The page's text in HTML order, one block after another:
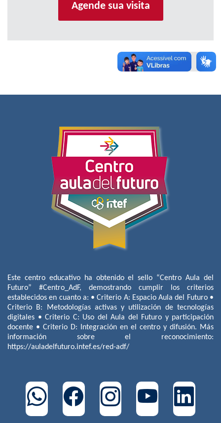
Agende sua visita
Este centro educativo ha obtenido el sello “Centro Aula del
Futuro” #Centro_AdF, demostrando cumplir los criterios
establecidos en cuanto a: • Criterio A: Espacio Aula del Futuro •
Criterio B: Metodologías activas y utilización de tecnologías
digitales • Criterio C: Uso del Aula del Futuro y participación
docente • Criterio D: Integración en el centro y difusión. Más
información sobre el reconocimiento:
https://auladelfuturo.intef.es/red-adf/